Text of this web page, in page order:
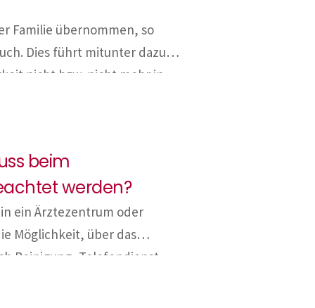
Familie übernommen, so
Dies führt mitunter dazu,
nicht bzw. nicht mehr in
dass sich die
beim
werden?
ein Ärztezentrum oder
Möglichkeit, über das
Reinigung, Telefondienst,
sich für die einzelnen